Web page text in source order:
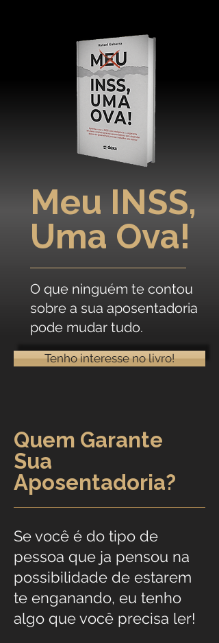
Meu INSS,
Uma Ova!
O que ninguém te contou
sobre a sua aposentadoria
pode mudar tudo.
Tenho interesse no livro!
Quem Garante
Sua
Aposentadoria?
Se você é do tipo de
pessoa que ja pensou na
possibilidade de estarem
te enganando, eu tenho
algo que você precisa ler!